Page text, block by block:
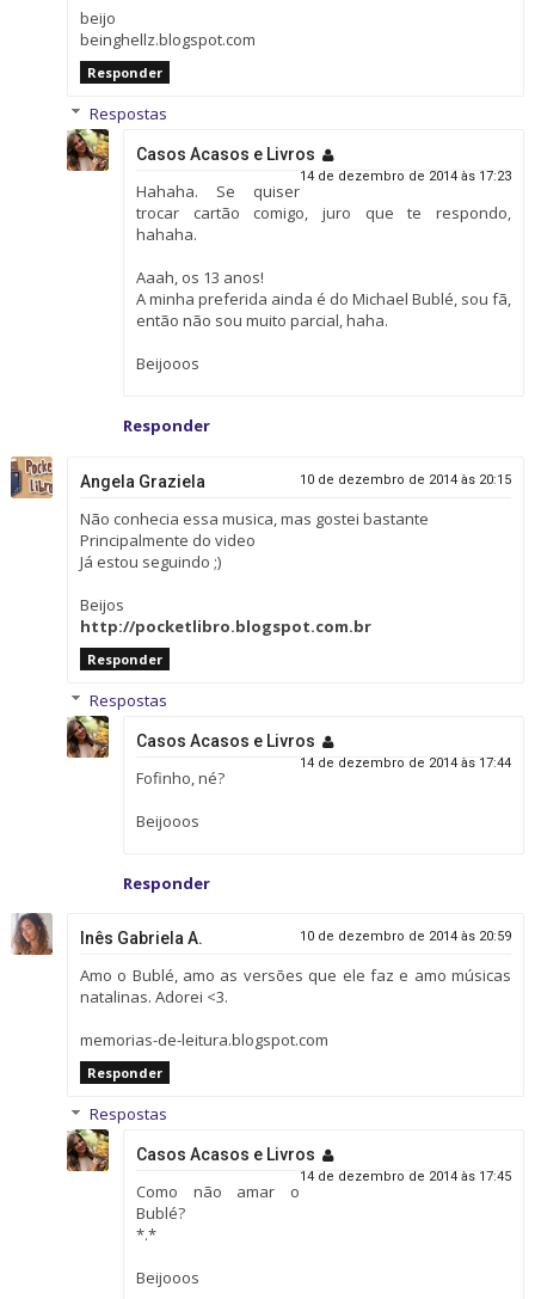
beijo
beinghellz.blogspot.com
Responder
Respostas
Casos Acasos e Livros
14 de dezembro de 2014 às 17:23
Hahaha. Se quiser
trocar cartão comigo, juro que te respondo,
hahaha.
Aaah, os 13 anos!
A minha preferida ainda é do Michael Bublé, sou fã,
então não sou muito parcial, haha.
Beijooos
Responder
Angela Graziela 10 de dezembro de 2014 às 20:15
Não conhecia essa musica, mas gostei bastante
Principalmente do video
Já estou seguindo ;)
Beijos
http://pocketlibro.blogspot.com.br
Responder
Respostas
Casos Acasos e Livros
14 de dezembro de 2014 às 17:44
Fofinho, né?
Beijooos
Responder
Inês Gabriela A. 10 de dezembro de 2014 às 20:59
Amo o Bublé, amo as versões que ele faz e amo músicas
natalinas. Adorei <3.
memorias-de-leitura.blogspot.com
Responder
Respostas
Casos Acasos e Livros
14 de dezembro de 2014 às 17:45
Como não amar o
Bublé?
*.*
Beijooos